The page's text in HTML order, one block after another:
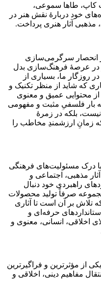
کاپ، طاها سموعی،
خود دربارهٔ نقش هنر در
مذهبی آثار هنری پرداخت.
انحصار سرگرمی‌سازی
عرصهٔ فرهنگ‌سازی بدل
روزگار ما، بسیاری از
که شاید از منظر تکنیک و
محتوایی عمیق و معنوی
که بار فلسفیِ مثبت و مفهومی
نیست، بلکه در زمرۀ
زمانِ ارزشمندِ مخاطب را
درک مسئولیت‌های فرهنگی
مذهبی، اجتماعی و
راهبردی خود دنبال
صرفاً تولید محصولات
تلاش بر آن است تا آثاری
حرفه‌ای و
اخلاقی، انسانی، معنوی و
از مؤثرترین و فراگیرترین
مفاهیم دینی، اخلاقی و